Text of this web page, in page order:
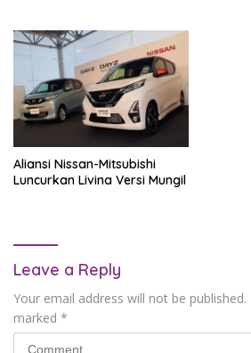
Aliansi Nissan-Mitsubishi
Luncurkan Livina Versi Mungil
Leave a Reply
Your email address will not be published.
marked *